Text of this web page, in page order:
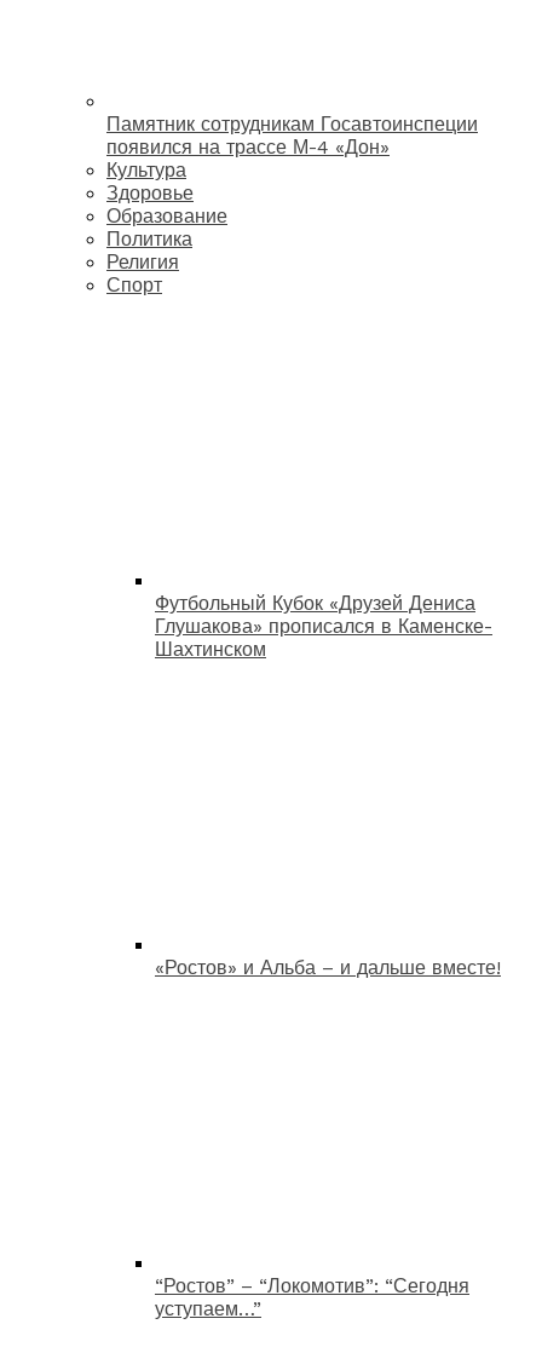
Памятник сотрудникам Госавтоинспеции
появился на трассе М-4 «Дон»
Культура
Здоровье
Образование
Политика
Религия
Спорт
Футбольный Кубок «Друзей Дениса
Глушакова» прописался в Каменске-
Шахтинском
«Ростов» и Альба – и дальше вместе!
“Ростов” – “Локомотив”: “Сегодня
уступаем…”